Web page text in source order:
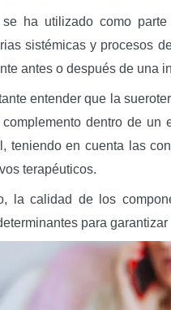
se ha utilizado como
sistémicas y procesos
antes o después de una
entender que la
dentro de un
teniendo en cuenta las
terapéuticos.
la calidad de los
para